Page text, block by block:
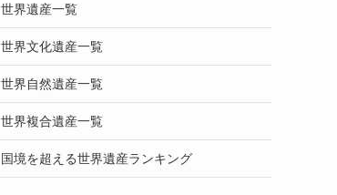
世界遺産一覧
世界文化遺産一覧
世界自然遺産一覧
世界複合遺産一覧
国境を超える世界遺産ランキング